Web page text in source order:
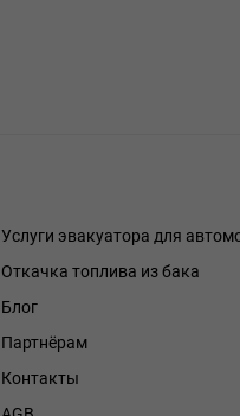
Услуги эвакуатора для
Откачка топлива из бака
Блог
Партнёрам
Контакты